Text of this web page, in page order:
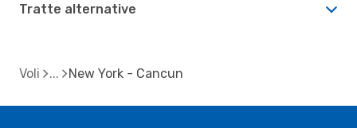
Tratte alternative
Voli New York - Cancun